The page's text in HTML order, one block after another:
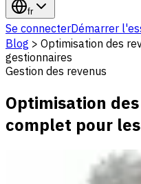
fr
Se connecterDémarrer
Blog > Optimisation des
gestionnaires
Gestion des revenus
Optimisation
complet pour